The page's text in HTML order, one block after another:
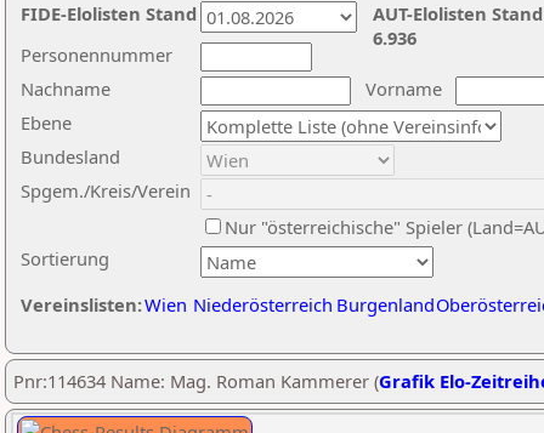
Nachname
Vorname
Ebene
Sortierung
Personennummer
Bundesland
Spgem./Kreis/Verein
Nur "österreichische" Spieler
Vereinslisten:Wien Niederösterreich Burgenland
AUT-Elolisten
6.936
FIDE-Elolisten Stand
Pnr:114634 Name: Mag. Roman Kammerer (Grafik Elo-